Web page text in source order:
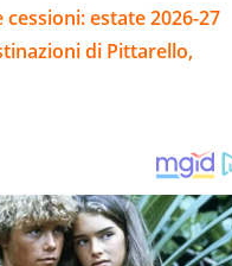
estate 2026-27
di Pittarello,